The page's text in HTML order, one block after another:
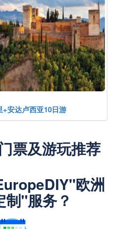
+安达卢西亚10日游
票及游玩推荐
欧洲
制"服务？